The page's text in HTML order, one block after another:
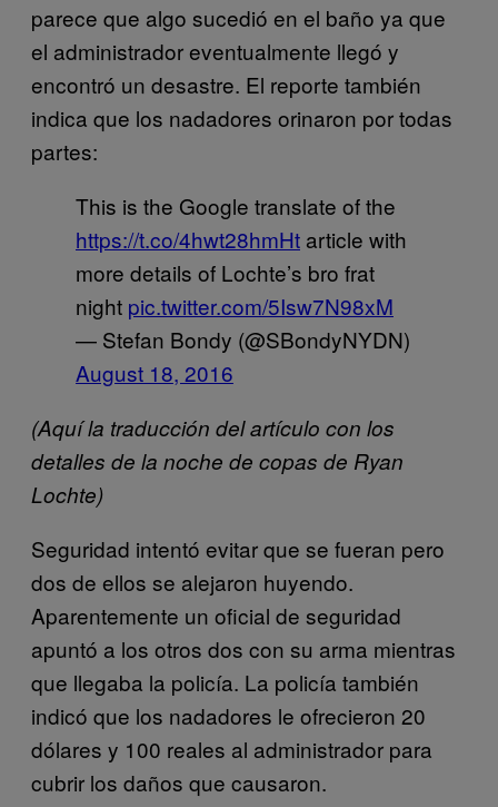
parece que algo sucedió en el baño ya que
el administrador eventualmente llegó y
encontró un desastre. El reporte también
indica que los nadadores orinaron por todas
partes:
This is the Google translate of the
https://t.co/4hwt28hmHt article with
more details of Lochte’s bro frat
night pic.twitter.com/5Isw7N98xM
— Stefan Bondy (@SBondyNYDN)
August 18, 2016
(Aquí la traducción del artículo con los
detalles de la noche de copas de Ryan
Lochte)
Seguridad intentó evitar que se fueran pero
dos de ellos se alejaron huyendo.
Aparentemente un oficial de seguridad
apuntó a los otros dos con su arma mientras
que llegaba la policía. La policía también
indicó que los nadadores le ofrecieron 20
dólares y 100 reales al administrador para
cubrir los daños que causaron.